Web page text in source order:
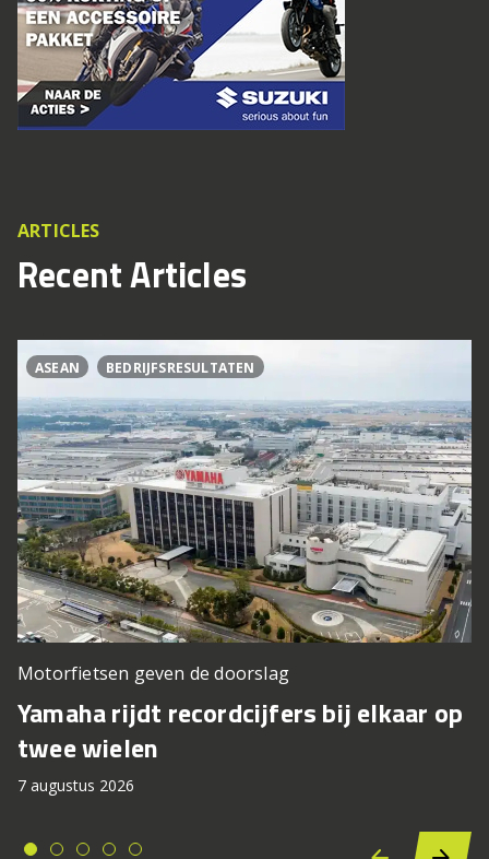
ARTICLES
Recent Articles
ASEAN BEDRIJFSRESULTATEN
Motorfietsen geven de doorslag
Yamaha rijdt recordcijfers bij elkaar op
twee wielen
7 augustus 2026